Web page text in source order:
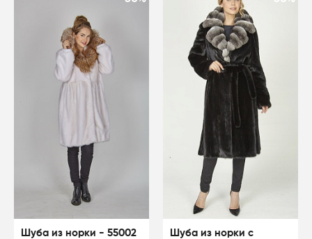
Шуба из норки - 55002
Шуба из норки с